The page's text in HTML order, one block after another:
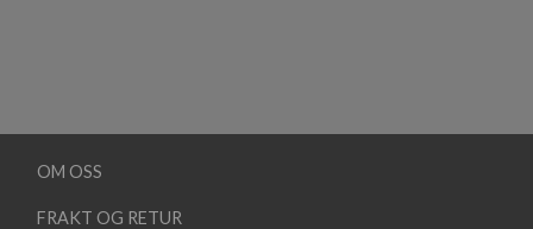
OM OSS
FRAKT OG RETUR